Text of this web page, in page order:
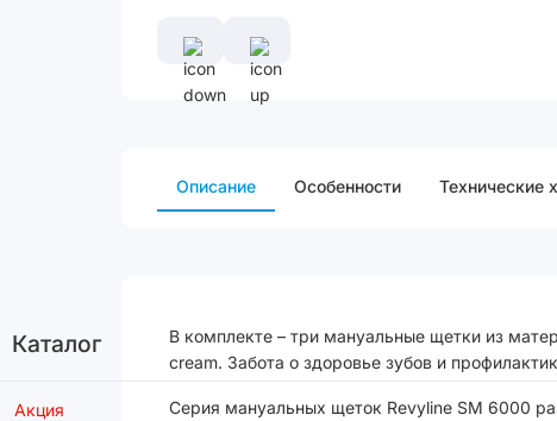
Каталог
Акция
Описание Особенности Технические
В комплекте – три мануальные щетки из
cream. Забота о здоровье зубов и
Серия мануальных щеток Revyline SM 6000